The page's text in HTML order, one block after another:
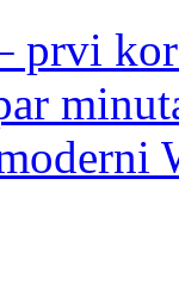
prvi